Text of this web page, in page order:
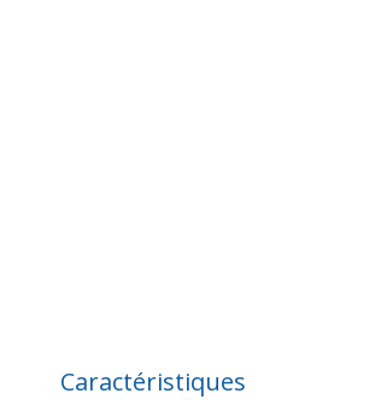
Caractéristiques